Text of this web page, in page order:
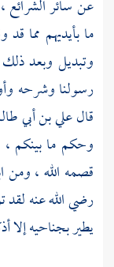
عن سائر الشرائع
ما بأيديهم
وتبديل وبعد ذلك
رسولنا وشرحه
قالعلي بن أبي
وحكم ما بينكم
قصمه الله ، ومن
رضي الله عنه لقد
يطير بجناحيه إلا